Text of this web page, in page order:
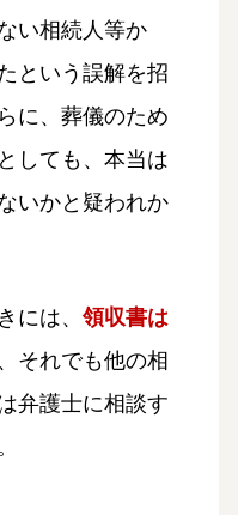
い相続人等か
という誤解を招
に、葬儀のため
しても、本当は
いかと疑われか
には、 領収書は
それでも他の相
弁護士に相談す